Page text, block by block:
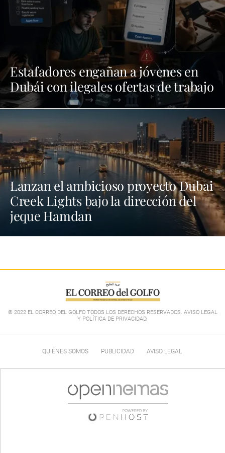
Estafadores engañan a jóvenes en
Dubái con ilegales ofertas de trabajo
Lanzan el ambicioso proyecto Dubai
Creek Lights bajo la dirección del
jeque Hamdan
© 2022 EL CORREO DEL GOLFO TODOS LOS DERECHOS RESERVADOS. AVISO LEGAL
Y POLÍTICA DE PRIVACIDAD.
QUIÉNES SOMOS PUBLICIDAD AVISO LEGAL